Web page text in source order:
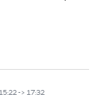
-> 17:32